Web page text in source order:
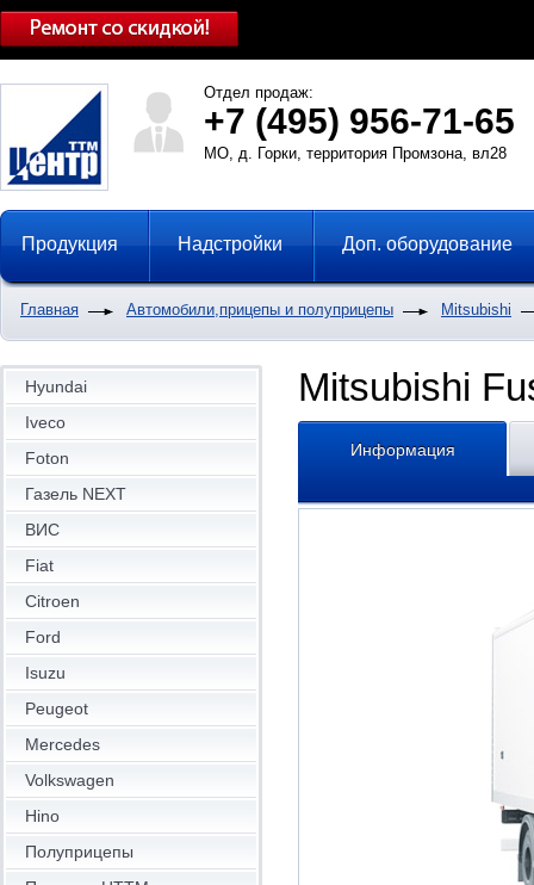
Отдел продаж:
+7 (495) 956-71-65
МО, д. Горки, территория Промзона, вл28
Продукция Надстройки Доп. оборудование
Главная Автомобили,прицепы и полуприцепы Mitsubishi
Mitsubishi
Информация
Hyundai
Iveco
Foton
Газель NEXT
ВИС
Fiat
Citroen
Ford
Isuzu
Peugeot
Mercedes
Volkswagen
Hino
Полуприцепы